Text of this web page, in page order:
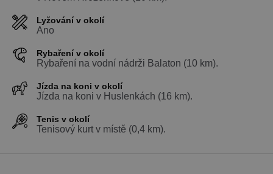
Lyžování v okolí
Ano
Rybaření v okolí
Rybaření na vodní nádrži Balaton (10 km).
Jízda na koni v okolí
Jízda na koni v Huslenkách (16 km).
Tenis v okolí
Tenisový kurt v místě (0,4 km).